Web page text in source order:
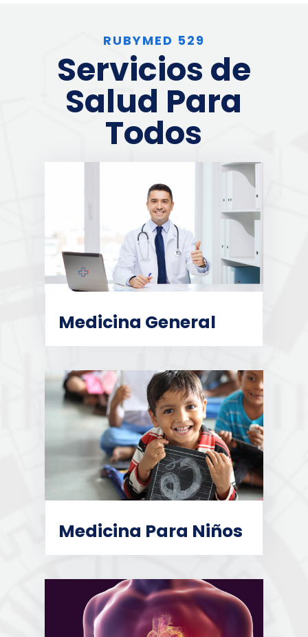
RUBYMED 529
Servicios de
Salud Para
Todos
Medicina General
Medicina Para Niños